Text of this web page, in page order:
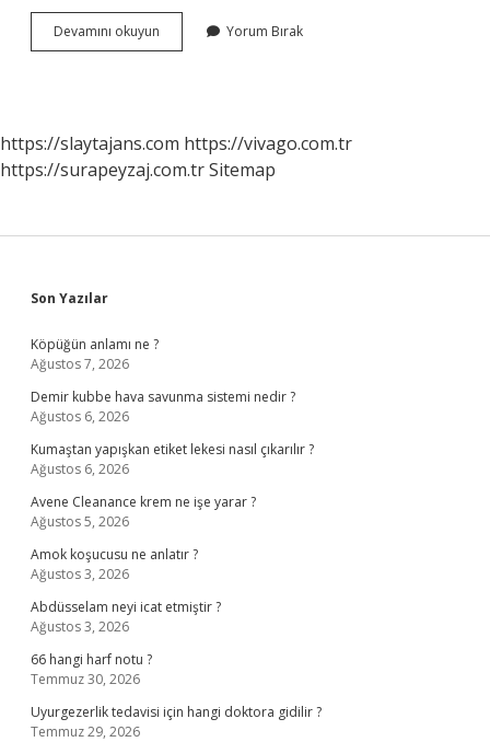
Devamını okuyun
Nasıl
Yorum Bırak
https://slaytajans.com https://vivago.com.tr
https://surapeyzaj.com.trSitemap
Sidebar
Son Yazılar
Köpüğün anlamı ne ?
Ağustos 7, 2026
Demir kubbe hava savunma sistemi nedir ?
Ağustos 6, 2026
Kumaştan yapışkan etiket lekesi nasıl çıkarılır ?
Ağustos 6, 2026
Avene Cleanance krem ne işe yarar ?
Ağustos 5, 2026
Amok koşucusu ne anlatır ?
Ağustos 3, 2026
Abdüsselam neyi icat etmiştir ?
Ağustos 3, 2026
66 hangi harf notu ?
Temmuz 30, 2026
Uyurgezerlik tedavisi için hangi doktora gidilir ?
Temmuz 29, 2026